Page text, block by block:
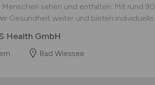
Menschen sehen und entfalten. Mit rund
Gesundheit weiter und bieten
Health GmbH
Bad Wiessee